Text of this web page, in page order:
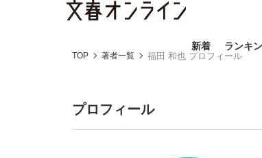
新着 ランキ
おす
TOP 著者一覧 福田 和也 プロフィール
プロフィール